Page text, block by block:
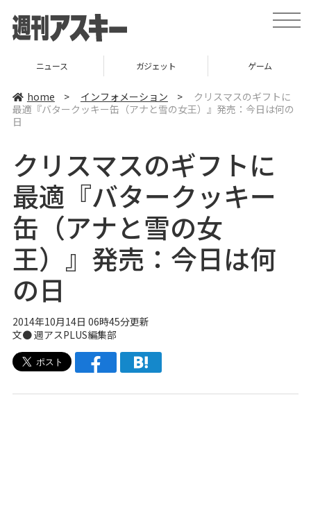
t
o
v
i
ニュース ガジェット ゲーム
home > インフォメーション >
クリスマスのギフトに
最適『バタークッキー缶（アナと雪の女王）』発売：今日は何の
日
クリスマスのギフトに
最適『バタークッキー
缶（アナと雪の女
王）』発売：今日は何
の日
2014年10月14日 06時45分更新
文●週アスPLUS編集部